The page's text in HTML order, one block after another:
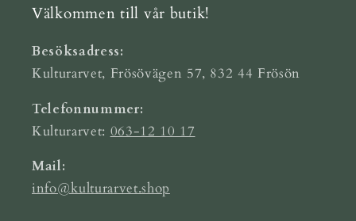
Välkommen till vår butik!
Besöksadress:
Kulturarvet, Frösövägen 57, 832 44 Frösön
Telefonnummer:
Kulturarvet: 063-12 10 17
Mail:
info@kulturarvet.shop